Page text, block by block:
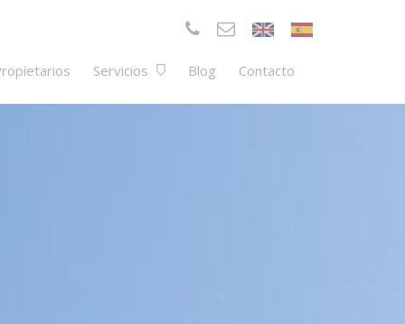
Servicios Blog Contacto